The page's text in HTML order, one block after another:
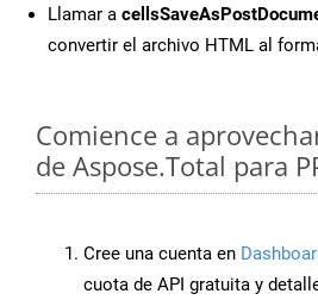
Llamar a
convertir el archivo HTML al
Comience a
de Aspose.Total para
Cree una cuenta en
cuota de API gratuita y